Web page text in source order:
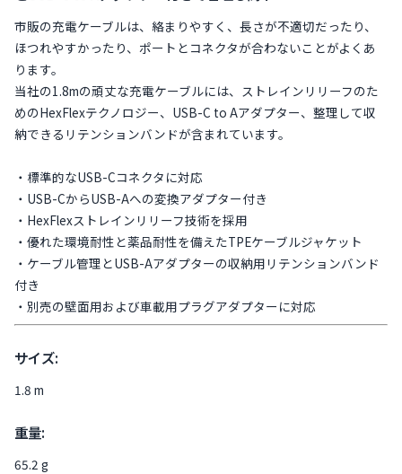
市販の充電ケーブルは、絡まりやすく、長さが不適切だったり、
ほつれやすかったり、ポートとコネクタが合わないことがよくあ
ります。
当社の1.8mの頑丈な充電ケーブルには、ストレインリリーフのた
めのHexFlexテクノロジー、USB-C to Aアダプター、整理して収
納できるリテンションバンドが含まれています。
・標準的なUSB-Cコネクタに対応
・USB-CからUSB-Aへの変換アダプター付き
・HexFlexストレインリリーフ技術を採用
・優れた環境耐性と薬品耐性を備えたTPEケーブルジャケット
・ケーブル管理とUSB-Aアダプターの収納用リテンションバンド
付き
・別売の壁面用および車載用プラグアダプターに対応
サイズ:
1.8 m
重量:
65.2 g